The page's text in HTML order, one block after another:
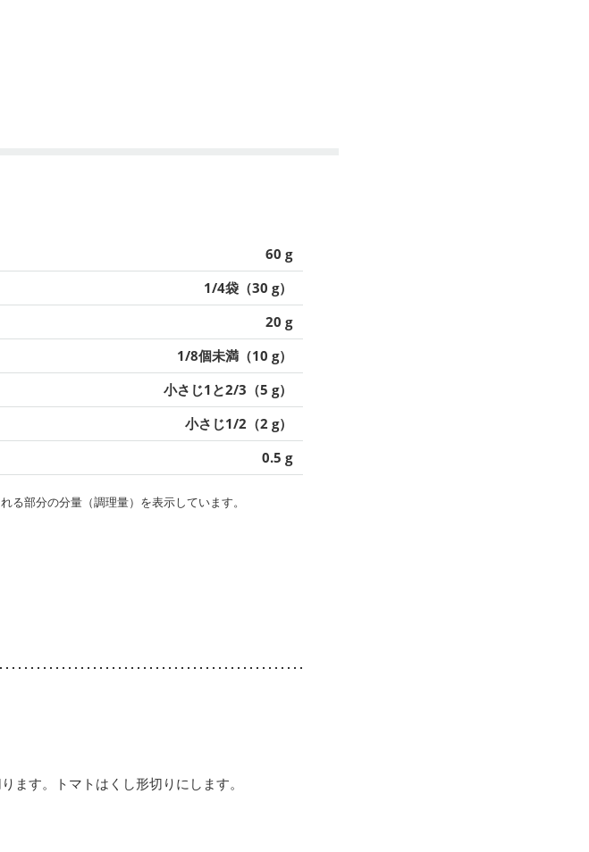
60 g
1/4袋（30 g）
20 g
1/8個未満（10 g）
小さじ1と2/3（5 g）
小さじ1/2（2 g）
0.5 g
部分の分量（調理量）を表示しています。
ます。トマトはくし形切りにします。